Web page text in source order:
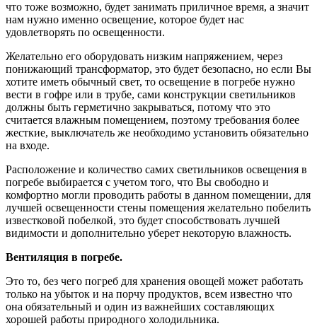
что тоже возможно, будет занимать приличное время, а значит
нам нужно именно освещение, которое будет нас
удовлетворять по освещенности.
Желательно его оборудовать низким напряжением, через
понижающий трансформатор, это будет безопасно, но если Вы
хотите иметь обычный свет, то освещение в погребе нужно
вести в гофре или в трубе, сами конструкции светильников
должны быть герметично закрываться, потому что это
считается влажным помещением, поэтому требования более
жесткие, выключатель же необходимо установить обязательно
на входе.
Расположение и количество самих светильников освещения в
погребе выбирается с учетом того, что Вы свободно и
комфортно могли проводить работы в данном помещении, для
лучшей освещенности стены помещения желательно побелить
известковой побелкой, это будет способствовать лучшей
видимости и дополнительно уберет некоторую влажность.
Вентиляция в погребе.
Это то, без чего погреб для хранения овощей может работать
только на убыток и на порчу продуктов, всем известно что
она обязательный и один из важнейших составляющих
хорошей работы природного холодильника.